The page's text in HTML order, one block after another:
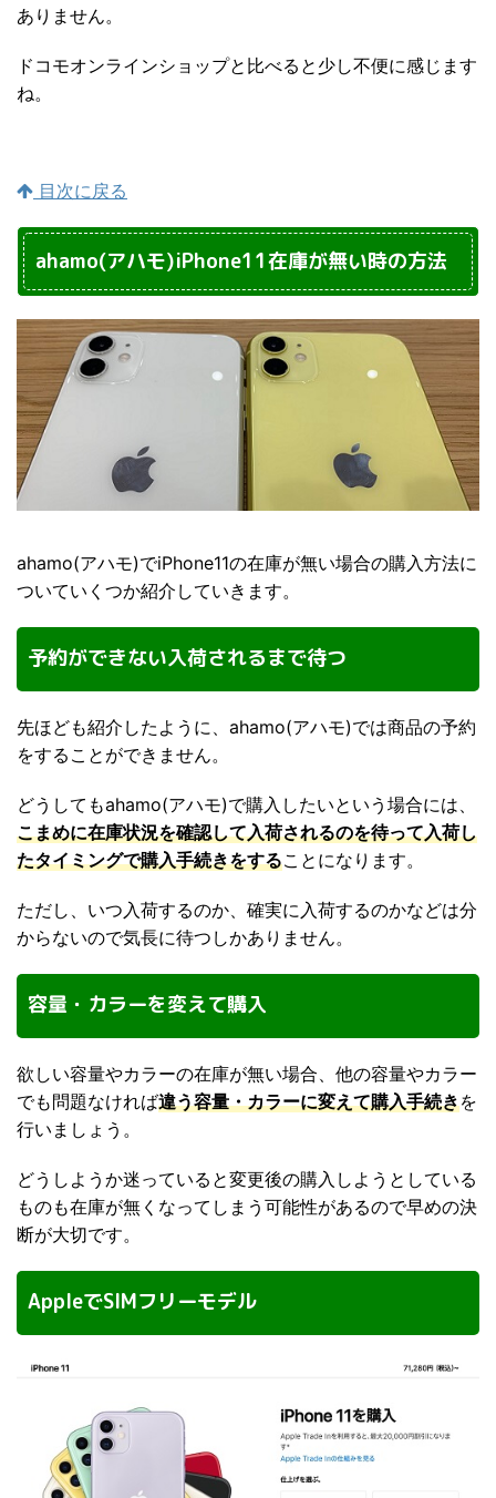
ありません。
ドコモオンラインショップと比べると少し不便に感じます
ね。
目次に戻る
ahamo(アハモ)iPhone11在庫が無い時の方法
ahamo(アハモ)でiPhone11の在庫が無い場合の購入方法に
ついていくつか紹介していきます。
予約ができない入荷されるまで待つ
先ほども紹介したように、ahamo(アハモ)では商品の予約
をすることができません。
どうしてもahamo(アハモ)で購入したいという場合には、
こまめに在庫状況を確認して入荷されるのを待って入荷し
たタイミングで購入手続きをすることになります。
ただし、いつ入荷するのか、確実に入荷するのかなどは分
からないので気長に待つしかありません。
容量・カラーを変えて購入
欲しい容量やカラーの在庫が無い場合、他の容量やカラー
でも問題なければ違う容量・カラーに変えて購入手続きを
行いましょう。
どうしようか迷っていると変更後の購入しようとしている
ものも在庫が無くなってしまう可能性があるので早めの決
断が大切です。
AppleでSIMフリーモデル